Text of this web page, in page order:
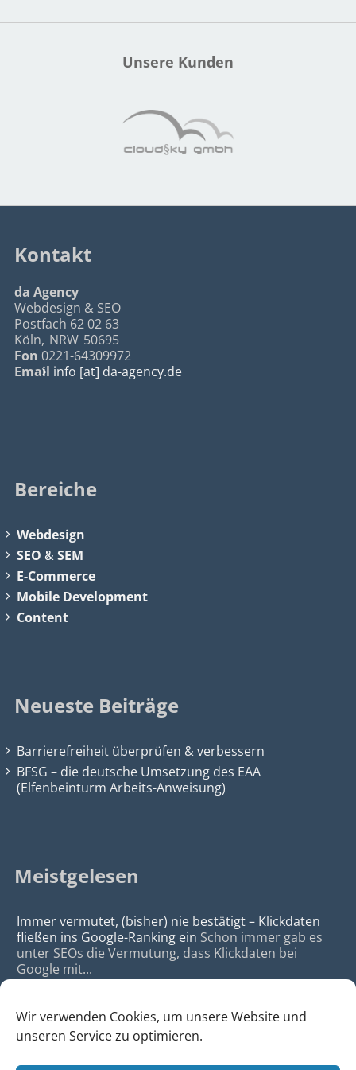
Wir verwenden Cookies, um unsere Website und
unseren Service zu optimieren.
Unsere Kunden
Kontakt
da Agency
Webdesign & SEO
Postfach 62 02 63
Köln, NRW 50695
Fon 0221-64309972
Email info [at] da-agency.de
Bereiche
Webdesign
SEO &SEM
E-Commerce
Mobile Development
Content
Neueste Beiträge
Barrierefreiheit überprüfen & verbessern
BFSG – die deutsche Umsetzung des EAA
(Elfenbeinturm Arbeits-Anweisung)
Meistgelesen
Immer vermutet, (bisher) nie bestätigt – Klickdaten
fließen ins Google-Ranking ein Schon immer gab es
unter SEOs die Vermutung, dass Klickdaten bei
Google mit...